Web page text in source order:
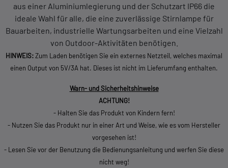
aus einer Aluminiumlegierung und der Schutzart IP66 die
ideale Wahl für alle, die eine zuverlässige Stirnlampe für
Bauarbeiten, industrielle Wartungsarbeiten und eine Vielzahl
von Outdoor-Aktivitäten benötigen.
HINWEIS:Zum Laden benötigen Sie ein externes Netzteil, welches maximal
einen Output von 5V/3A hat. Dieses ist nicht im Lieferumfang enthalten.
Warn- und Sicherheitshinweise
ACHTUNG!
- Halten Sie das Produkt von Kindern fern!
- Nutzen Sie das Produkt nur in einer Art und Weise, wie es vom Hersteller
vorgesehen ist!
- Lesen Sie vor der Benutzung die Bedienungsanleitung und werfen Sie diese
nicht weg!